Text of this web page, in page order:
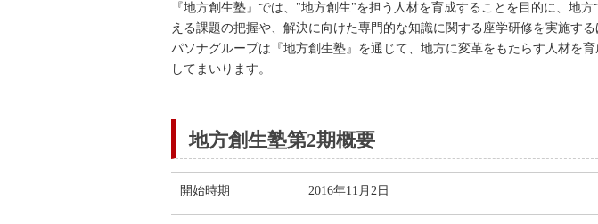
『地方創生塾』では、"地方創生"を担う人材を育成することを目的に、地
える課題の把握や、解決に向けた専門的な知識に関する座学研修を実施す
パソナグループは『地方創生塾』を通じて、地方に変革をもたらす人材を
してまいります。
地方創生塾第2期概要
開始時期 2016年11月2日